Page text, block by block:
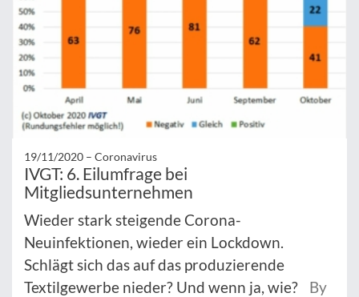
19/11/2020 – Coronavirus
IVGT: 6. Eilumfrage bei
Mitgliedsunternehmen
Wieder stark steigende Corona-
Neuinfektionen, wieder ein Lockdown.
Schlägt sich das auf das produzierende
Textilgewerbe nieder? Und wenn ja, wie?
By